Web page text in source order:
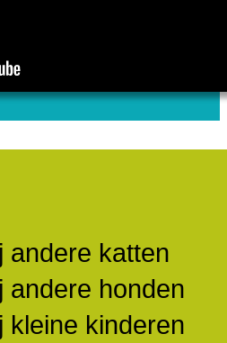
andere katten
andere honden
kleine kinderen